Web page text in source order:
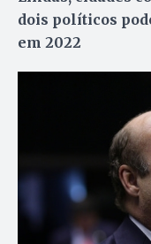
dois políticos
em 2022